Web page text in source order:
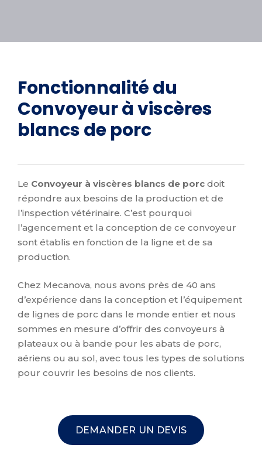
Fonctionnalité du
Convoyeur à viscères
blancs de porc
Le Convoyeur à viscères blancs de porc doit
répondre aux besoins de la production et de
l’inspection vétérinaire. C’est pourquoi
l’agencement et la conception de ce convoyeur
sont établis en fonction de la ligne et de sa
production.
Chez Mecanova, nous avons près de 40 ans
d’expérience dans la conception et l’équipement
de lignes de porc dans le monde entier et nous
sommes en mesure d’offrir des convoyeurs à
plateaux ou à bande pour les abats de porc,
aériens ou au sol, avec tous les types de solutions
pour couvrir les besoins de nos clients.
DEMANDER UN DEVIS